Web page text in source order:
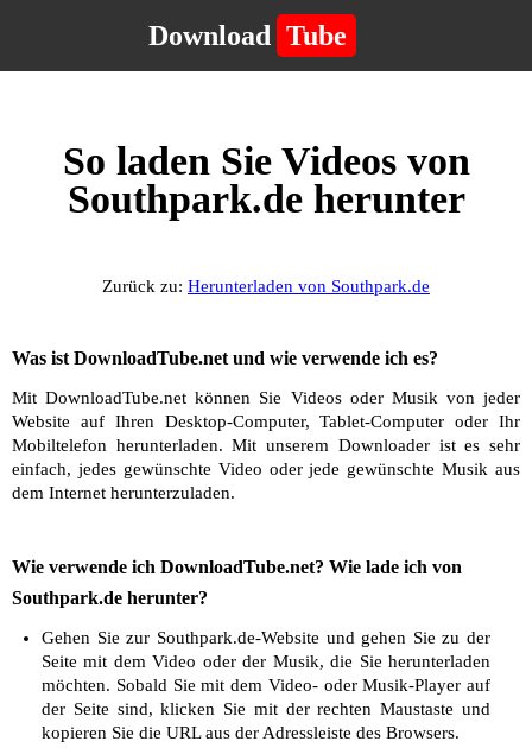
Download Tube
So laden Sie Videos von
Southpark.de herunter
Zurück zu: Herunterladen von Southpark.de
Was ist DownloadTube.net und wie verwende ich es?
Mit DownloadTube.net können Sie Videos oder Musik von jeder
Website auf Ihren Desktop-Computer, Tablet-Computer oder Ihr
Mobiltelefon herunterladen. Mit unserem Downloader ist es sehr
einfach, jedes gewünschte Video oder jede gewünschte Musik aus
dem Internet herunterzuladen.
Wie verwende ich DownloadTube.net? Wie lade ich von
Southpark.de herunter?
Gehen Sie zur Southpark.de-Website und gehen Sie zu der
Seite mit dem Video oder der Musik, die Sie herunterladen
möchten. Sobald Sie mit dem Video- oder Musik-Player auf
der Seite sind, klicken Sie mit der rechten Maustaste und
kopieren Sie die URL aus der Adressleiste des Browsers.